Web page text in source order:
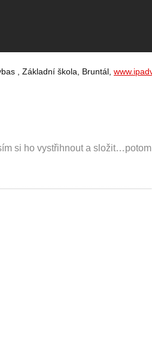
, Základní škola, Bruntál,
si ho vystřihnout a